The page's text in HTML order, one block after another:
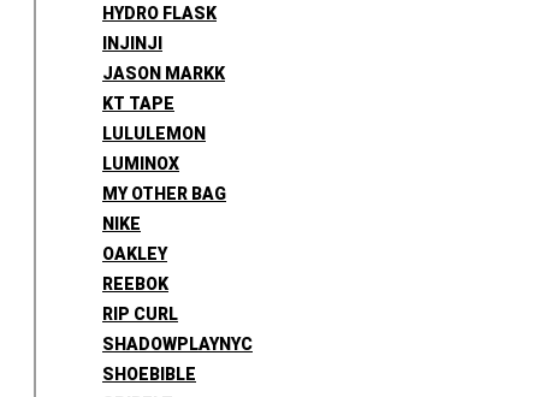
HYDRO FLASK
INJINJI
JASON MARKK
KT TAPE
LULULEMON
LUMINOX
MY OTHER BAG
NIKE
OAKLEY
REEBOK
RIP CURL
SHADOWPLAYNYC
SHOEBIBLE